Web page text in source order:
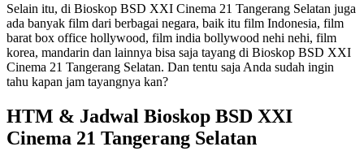
Selain itu, di Bioskop BSD XXI Cinema 21 Tangerang Selatan juga
ada banyak film dari berbagai negara, baik itu film Indonesia, film
barat box office hollywood, film india bollywood nehi nehi, film
korea, mandarin dan lainnya bisa saja tayang di Bioskop BSD XXI
Cinema 21 Tangerang Selatan. Dan tentu saja Anda sudah ingin
tahu kapan jam tayangnya kan?
HTM & Jadwal Bioskop BSD XXI
Cinema 21 Tangerang Selatan